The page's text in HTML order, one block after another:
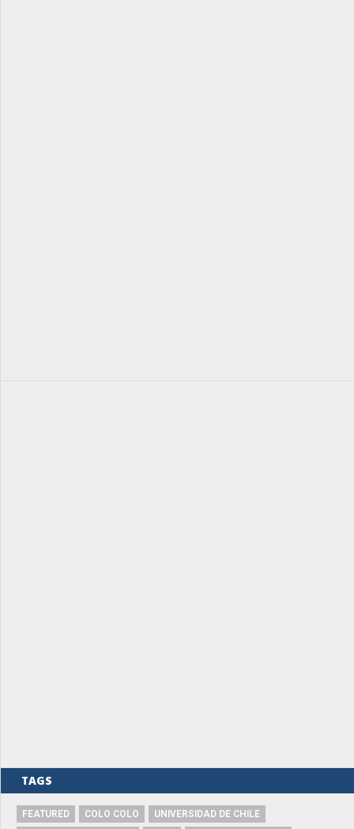
TAGS
FEATURED COLO COLO
UNIVERSIDAD DE CHILE